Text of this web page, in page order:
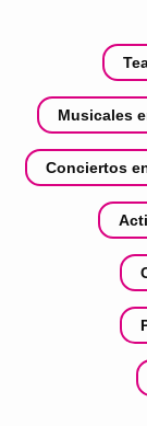
Musicales
Conciertos